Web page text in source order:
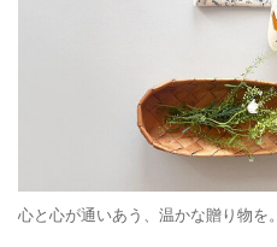
心と心が通いあう、温かな贈り物を。